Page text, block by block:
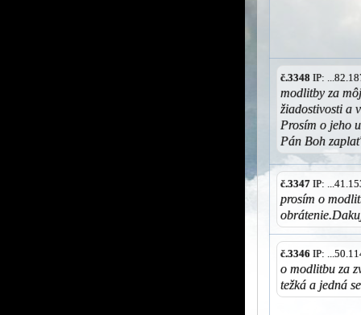
č.3348 IP:
modlitby za
žiadostivosti a
Prosím o jeho
Pán Boh
č.3347 IP:
prosím o
č.3346 IP:
o modlitbu za
težká a jedná